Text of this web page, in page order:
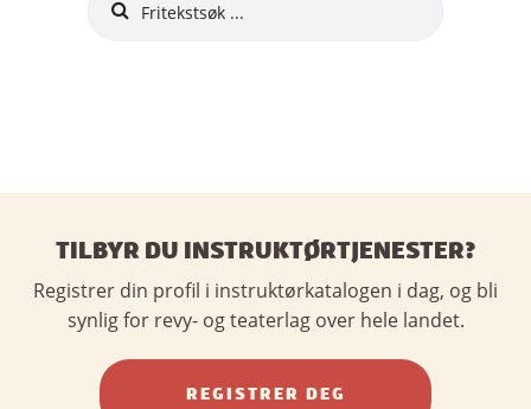
TILBYR DU INSTRUKTØRTJENESTER?
Registrer din profil i instruktørkatalogen i dag, og bli
synlig for revy- og teaterlag over hele landet.
REGISTRER DEG